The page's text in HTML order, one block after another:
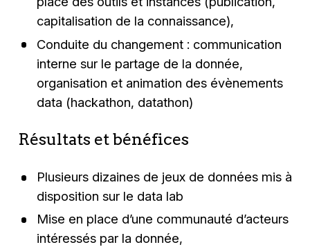
capitalisation de la connaissance),
Conduite du changement : communication
interne sur le partage de la donnée,
organisation et animation des évènements
data (hackathon, datathon)
Résultats et bénéfices
Plusieurs dizaines de jeux de données mis à
disposition sur le data lab
Mise en place d’une communauté d’acteurs
intéressés par la donnée,